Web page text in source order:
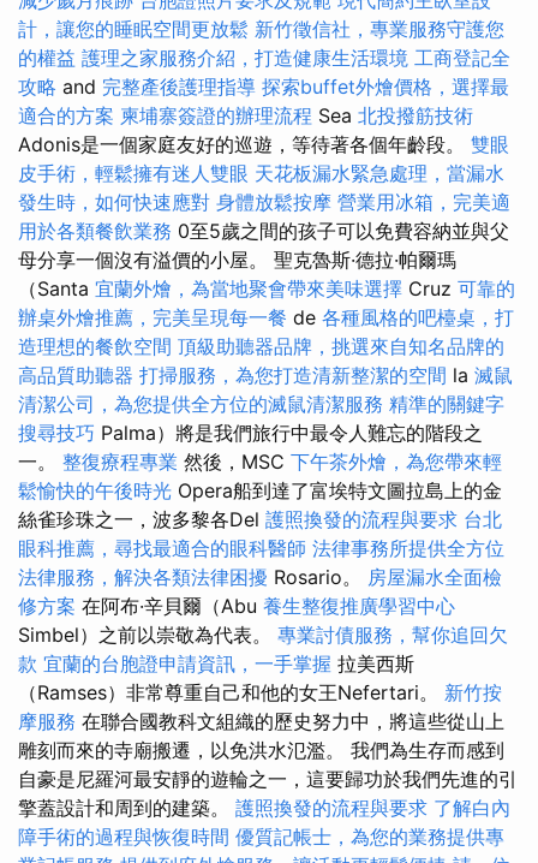
計，讓您的睡眠空間更放鬆 新竹徵信社，專業服務守護您
的權益 護理之家服務介紹，打造健康生活環境 工商登記全
攻略 and 完整產後護理指導 探索buffet外燴價格，選擇最
適合的方案 柬埔寨簽證的辦理流程 Sea 北投撥筋技術
Adonis是一個家庭友好的巡遊，等待著各個年齡段。 雙眼
皮手術，輕鬆擁有迷人雙眼 天花板漏水緊急處理，當漏水
發生時，如何快速應對 身體放鬆按摩 營業用冰箱，完美適
用於各類餐飲業務 0至5歲之間的孩子可以免費容納並與父
母分享一個沒有溢價的小屋。 聖克魯斯·德拉·帕爾瑪
（Santa 宜蘭外燴，為當地聚會帶來美味選擇 Cruz 可靠的
辦桌外燴推薦，完美呈現每一餐 de 各種風格的吧檯桌，打
造理想的餐飲空間 頂級助聽器品牌，挑選來自知名品牌的
高品質助聽器 打掃服務，為您打造清新整潔的空間 la 滅鼠
清潔公司，為您提供全方位的滅鼠清潔服務 精準的關鍵字
搜尋技巧 Palma）將是我們旅行中最令人難忘的階段之
一。 整復療程專業 然後，MSC 下午茶外燴，為您帶來輕
鬆愉快的午後時光 Opera船到達了富埃特文圖拉島上的金
絲雀珍珠之一，波多黎各Del 護照換發的流程與要求 台北
眼科推薦，尋找最適合的眼科醫師 法律事務所提供全方位
法律服務，解決各類法律困擾 Rosario。 房屋漏水全面檢
修方案 在阿布·辛貝爾（Abu 養生整復推廣學習中心
Simbel）之前以崇敬為代表。 專業討債服務，幫你追回欠
款 宜蘭的台胞證申請資訊，一手掌握 拉美西斯
（Ramses）非常尊重自己和他的女王Nefertari。 新竹按
摩服務 在聯合國教科文組織的歷史努力中，將這些從山上
雕刻而來的寺廟搬遷，以免洪水氾濫。 我們為生存而感到
自豪是尼羅河最安靜的遊輪之一，這要歸功於我們先進的引
擎蓋設計和周到的建築。 護照換發的流程與要求 了解白內
障手術的過程與恢復時間 優質記帳士，為您的業務提供專